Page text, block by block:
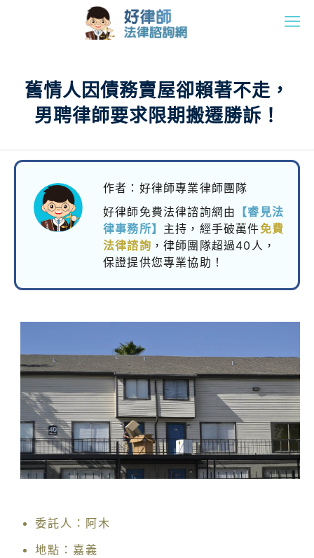
舊情人因債務賣屋卻賴著不走，
男聘律師要求限期搬遷勝訴！
作者：好律師專業律師團隊
好律師免費法律諮詢網由
【睿見法
律事務所】 主持， 經手破萬件免費
法律諮詢 ，律師團隊超過40人，
保證提供您專業協助！
委託人：阿木
地點：嘉義